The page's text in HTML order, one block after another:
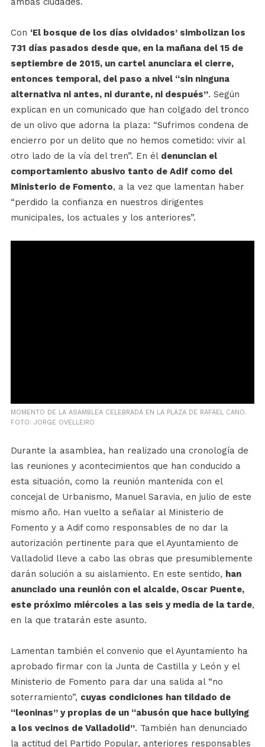
Con ‘El bosque de los días olvidados’ simbolizan los
731 días pasados desde que, en la mañana del 15 de
septiembre de 2015, un cartel anunciara el cierre,
entonces temporal, del paso a nivel “sin ninguna
alternativa ni antes, ni durante, ni después”. Según
explican en un comunicado que han colgado del tronco
de un olivo que adorna la plaza: “Sufrimos condena de
encierro por un delito que no hemos cometido: vivir al
otro lado de la vía del tren”. En él denuncian el
comportamiento abusivo tanto de Adif como del
Ministerio de Fomento, a la vez que lamentan haber
“perdido la confianza en nuestros dirigentes
municipales, los actuales y los anteriores”.
MOMENTO DE LA ASAMBLEA CELEBRADA EN LA PLAZA DE RAFAEL CANO.
FOTO: JORGE OVELLEIRO
Durante la asamblea, han realizado una cronología de
las reuniones y acontecimientos que han conducido a
esta situación, como la reunión mantenida con el
concejal de Urbanismo, Manuel Saravia, en julio de este
mismo año. Han vuelto a señalar al Ministerio de
Fomento y a Adif como responsables de no dar la
autorización pertinente para que el Ayuntamiento de
Valladolid lleve a cabo las obras que presumiblemente
darán solución a su aislamiento. En este sentido, han
anunciado una reunión con el alcalde, Oscar Puente,
este próximo miércoles a las seis y media de la tarde,
en la que tratarán este asunto.
Lamentan también el convenio que el Ayuntamiento ha
aprobado firmar con la Junta de Castilla y León y el
Ministerio de Fomento para dar una salida al “no
soterramiento”, cuyas condiciones han tildado de
“leoninas” y propias de un “abusón que hace bullying
a los vecinos de Valladolid”. También han denunciado
la actitud del Partido Popular, anteriores responsables